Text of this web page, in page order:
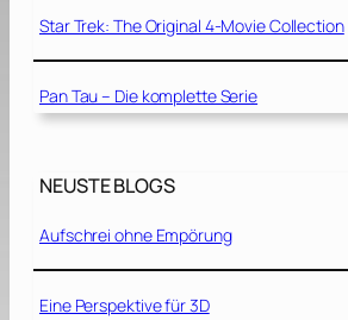
Star Trek: The Original 4-Movie Collection
Pan Tau – Die komplette Serie
NEUSTE BLOGS
Aufschrei ohne Empörung
Eine Perspektive für 3D